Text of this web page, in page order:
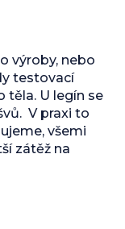
výroby, nebo
testovací
těla. U legín se
V praxi to
všemi
zátěž na